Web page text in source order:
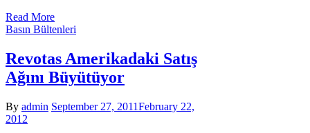
Read More
Basın Bültenleri
Revotas Amerikadaki Satış
Ağını Büyütüyor
By admin September 27, 2011February 22,
2012